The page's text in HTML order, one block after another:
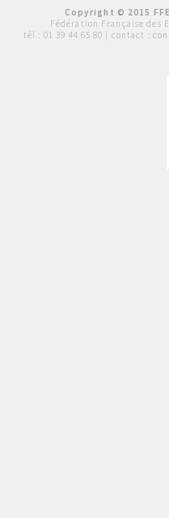
Copyright © 2015
Fédération Française des
tél : 01 39 44 65 80 | contact :